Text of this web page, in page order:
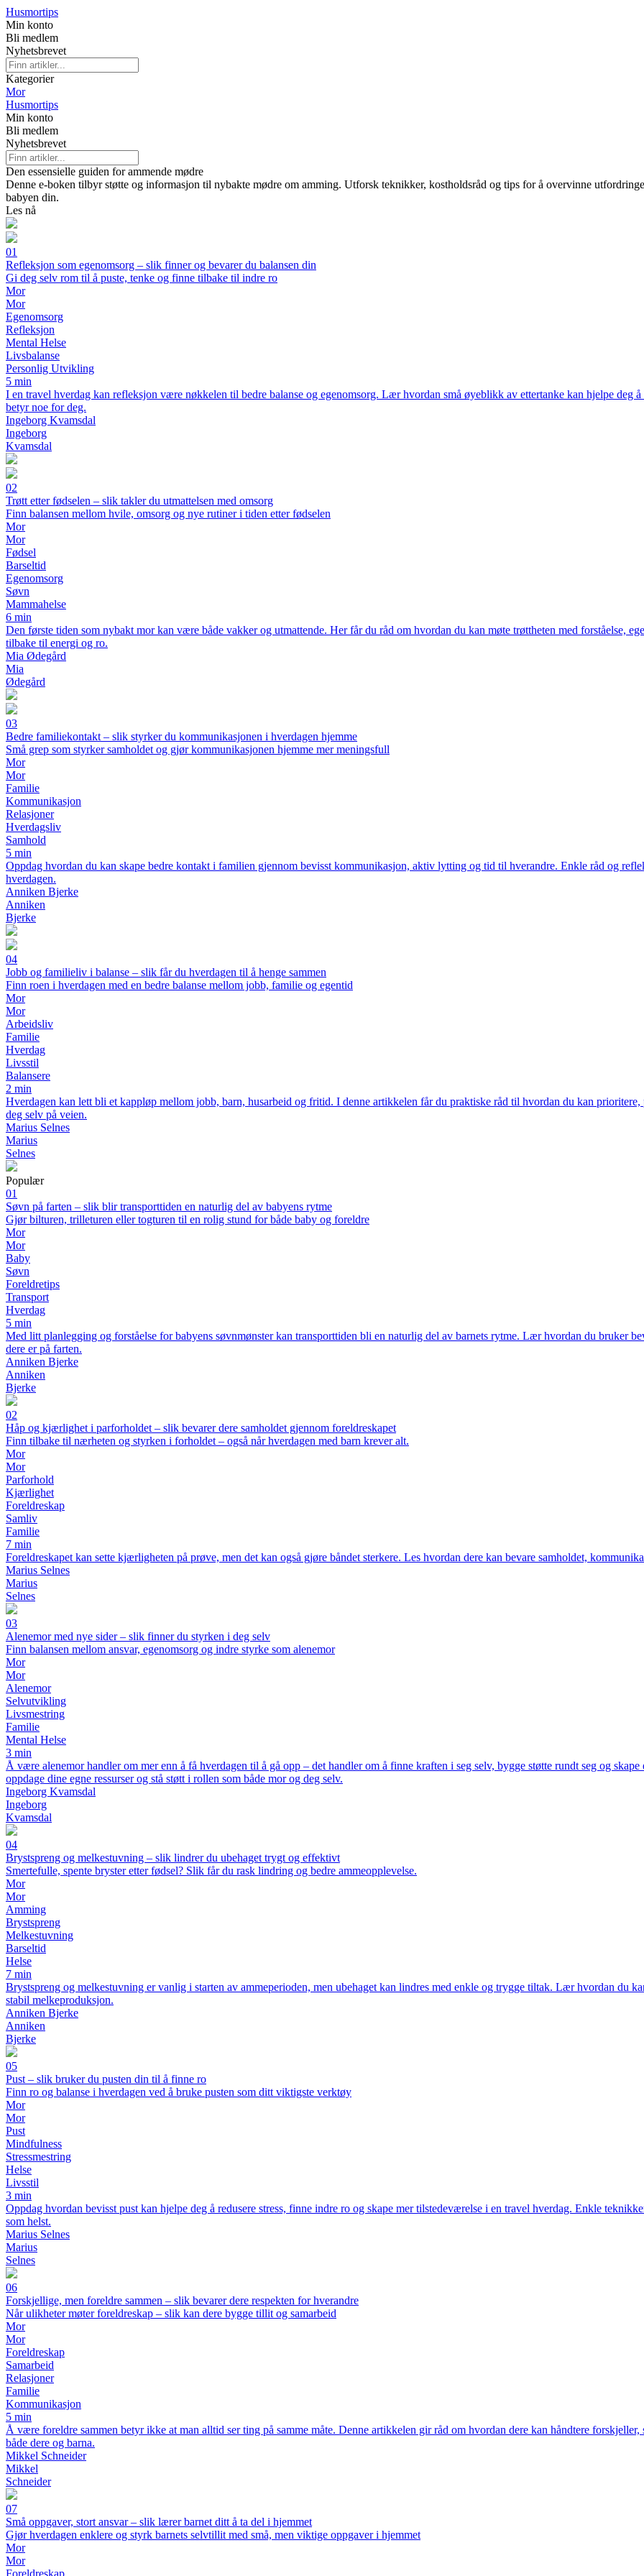
Husmortips
Min konto
Bli medlem
Nyhetsbrevet
Kategorier
Mor
Husmortips
Min konto
Bli medlem
Nyhetsbrevet
Den essensielle guiden for ammende mødre
Denne e-boken tilbyr støtte og informasjon til nybakte mødre om amming. Utforsk teknikker, kostholdsråd og tips for å overvinne
babyen din.
Les nå
01
Refleksjon som egenomsorg – slik finner og bevarer du balansen din
Gi deg selv rom til å puste, tenke og finne tilbake til indre ro
Mor
Mor
Egenomsorg
Refleksjon
Mental Helse
Livsbalanse
Personlig Utvikling
5 min
I en travel hverdag kan refleksjon være nøkkelen til bedre balanse og egenomsorg. Lær hvordan små øyeblikk av ettertanke kan hjelpe deg
betyr noe for deg.
Ingeborg Kvamsdal
Ingeborg
Kvamsdal
02
Trøtt etter fødselen – slik takler du utmattelsen med omsorg
Finn balansen mellom hvile, omsorg og nye rutiner i tiden etter fødselen
Mor
Mor
Fødsel
Barseltid
Egenomsorg
Søvn
Mammahelse
6 min
Den første tiden som nybakt mor kan være både vakker og utmattende. Her får du råd om hvordan du kan møte trøttheten med forståelse,
tilbake til energi og ro.
Mia Ødegård
Mia
Ødegård
03
Bedre familiekontakt – slik styrker du kommunikasjonen i hverdagen hjemme
Små grep som styrker samholdet og gjør kommunikasjonen hjemme mer meningsfull
Mor
Mor
Familie
Kommunikasjon
Relasjoner
Hverdagsliv
Samhold
5 min
Oppdag hvordan du kan skape bedre kontakt i familien gjennom bevisst kommunikasjon, aktiv lytting og tid til hverandre. Enkle råd og
hverdagen.
Anniken Bjerke
Anniken
Bjerke
04
Jobb og familieliv i balanse – slik får du hverdagen til å henge sammen
Finn roen i hverdagen med en bedre balanse mellom jobb, familie og egentid
Mor
Mor
Arbeidsliv
Familie
Hverdag
Livsstil
Balansere
2 min
Hverdagen kan lett bli et kappløp mellom jobb, barn, husarbeid og fritid. I denne artikkelen får du praktiske råd til hvordan du kan
deg selv på veien.
Marius Selnes
Marius
Selnes
Populær
01
Søvn på farten – slik blir transporttiden en naturlig del av babyens rytme
Gjør bilturen, trilleturen eller togturen til en rolig stund for både baby og foreldre
Mor
Mor
Baby
Søvn
Foreldretips
Transport
Hverdag
5 min
Med litt planlegging og forståelse for babyens søvnmønster kan transporttiden bli en naturlig del av barnets rytme. Lær hvordan du bruker
dere er på farten.
Anniken Bjerke
Anniken
Bjerke
02
Håp og kjærlighet i parforholdet – slik bevarer dere samholdet gjennom foreldreskapet
Finn tilbake til nærheten og styrken i forholdet – også når hverdagen med barn krever alt.
Mor
Mor
Parforhold
Kjærlighet
Foreldreskap
Samliv
Familie
7 min
Foreldreskapet kan sette kjærligheten på prøve, men det kan også gjøre båndet sterkere. Les hvordan dere kan bevare samholdet,
Marius Selnes
Marius
Selnes
03
Alenemor med nye sider – slik finner du styrken i deg selv
Finn balansen mellom ansvar, egenomsorg og indre styrke som alenemor
Mor
Mor
Alenemor
Selvutvikling
Livsmestring
Familie
Mental Helse
3 min
Å være alenemor handler om mer enn å få hverdagen til å gå opp – det handler om å finne kraften i seg selv, bygge støtte rundt seg og
oppdage dine egne ressurser og stå støtt i rollen som både mor og deg selv.
Ingeborg Kvamsdal
Ingeborg
Kvamsdal
04
Brystspreng og melkestuvning – slik lindrer du ubehaget trygt og effektivt
Smertefulle, spente bryster etter fødsel? Slik får du rask lindring og bedre ammeopplevelse.
Mor
Mor
Amming
Brystspreng
Melkestuvning
Barseltid
Helse
7 min
Brystspreng og melkestuvning er vanlig i starten av ammeperioden, men ubehaget kan lindres med enkle og trygge tiltak. Lær hvordan du
stabil melkeproduksjon.
Anniken Bjerke
Anniken
Bjerke
05
Pust – slik bruker du pusten din til å finne ro
Finn ro og balanse i hverdagen ved å bruke pusten som ditt viktigste verktøy
Mor
Mor
Pust
Mindfulness
Stressmestring
Helse
Livsstil
3 min
Oppdag hvordan bevisst pust kan hjelpe deg å redusere stress, finne indre ro og skape mer tilstedeværelse i en travel hverdag. Enkle
som helst.
Marius Selnes
Marius
Selnes
06
Forskjellige, men foreldre sammen – slik bevarer dere respekten for hverandre
Når ulikheter møter foreldreskap – slik kan dere bygge tillit og samarbeid
Mor
Mor
Foreldreskap
Samarbeid
Relasjoner
Familie
Kommunikasjon
5 min
Å være foreldre sammen betyr ikke at man alltid ser ting på samme måte. Denne artikkelen gir råd om hvordan dere kan håndtere
både dere og barna.
Mikkel Schneider
Mikkel
Schneider
07
Små oppgaver, stort ansvar – slik lærer barnet ditt å ta del i hjemmet
Gjør hverdagen enklere og styrk barnets selvtillit med små, men viktige oppgaver i hjemmet
Mor
Mor
Foreldreskap